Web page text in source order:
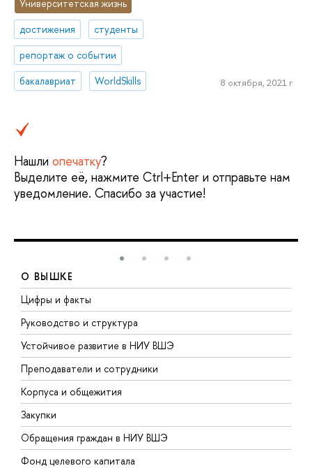
Университетская жизнь
достижения
студенты
репортаж о событии
бакалавриат
WorldSkills 8 октября, 2021 г.
Нашли опечатку?
Выделите её, нажмите Ctrl+Enter и отправьте нам
уведомление. Спасибо за участие!
О ВЫШКЕ
Цифры и факты
Руководство и структура
Устойчивое развитие в НИУ ВШЭ
Преподаватели и сотрудники
Корпуса и общежития
Закупки
Обращения граждан в НИУ ВШЭ
Фонд целевого капитала